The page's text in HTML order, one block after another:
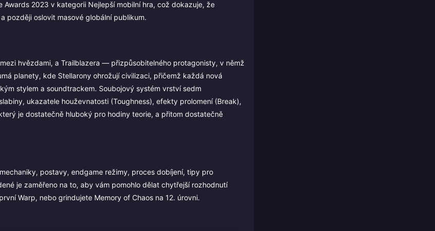
2023 v kategorii Nejlepší mobilní hra, což dokazuje, že
později oslovit masové globální publikum.
hvězdami, a Trailblazera — přizpůsobitelného protagonisty, v němž
planety, kde Stellarony ohrožují civilizaci, přičemž každá nová
stylem a soundtrackem. Soubojový systém vrství sedm
ukazatele houževnatosti (Toughness), efekty prolomení (Break),
je dostatečně hluboký pro hodiny teorie, a přitom dostatečně
postavy, endgame režimy, proces dobíjení, tipy pro
je zaměřeno na to, aby vám pomohlo dělat chytřejší rozhodnutí
Warp, nebo grindujete Memory of Chaos na 12. úrovni.